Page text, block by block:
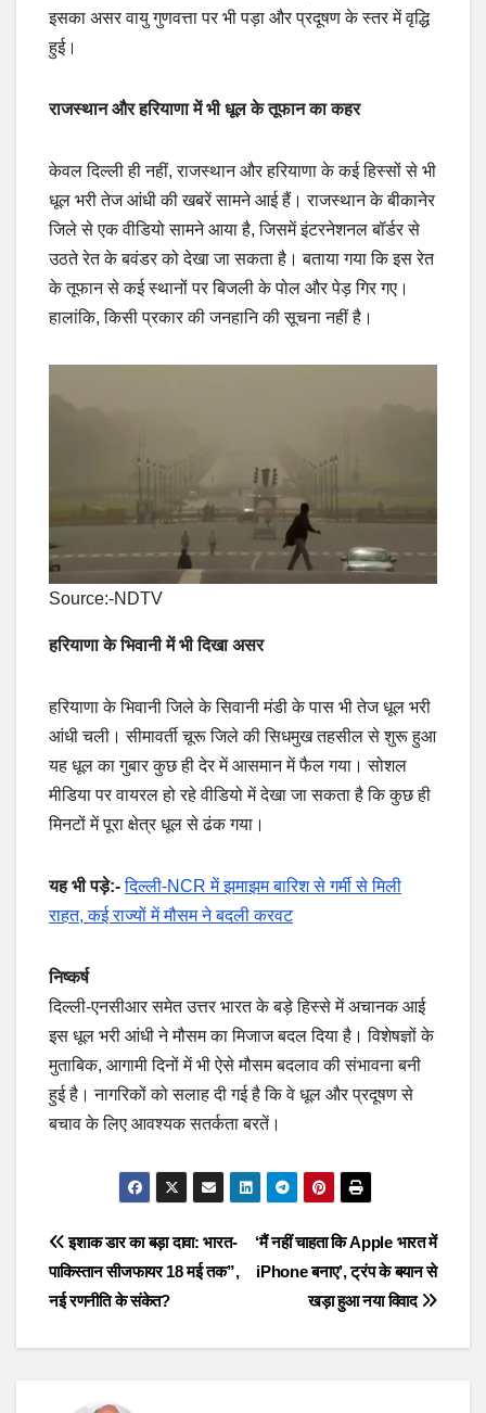
इसका असर वायु गुणवत्ता पर भी पड़ा और प्रदूषण के स्तर में वृद्धि
हुई।
राजस्थान और हरियाणा में भी धूल के तूफान का कहर
केवल दिल्ली ही नहीं, राजस्थान और हरियाणा के कई हिस्सों से भी
धूल भरी तेज आंधी की खबरें सामने आई हैं। राजस्थान के बीकानेर
जिले से एक वीडियो सामने आया है, जिसमें इंटरनेशनल बॉर्डर से
उठते रेत के बवंडर को देखा जा सकता है। बताया गया कि इस रेत
के तूफान से कई स्थानों पर बिजली के पोल और पेड़ गिर गए।
हालांकि, किसी प्रकार की जनहानि की सूचना नहीं है।
Source:-NDTV
हरियाणा के भिवानी में भी दिखा असर
हरियाणा के भिवानी जिले के सिवानी मंडी के पास भी तेज धूल भरी
आंधी चली। सीमावर्ती चूरू जिले की सिधमुख तहसील से शुरू हुआ
यह धूल का गुबार कुछ ही देर में आसमान में फैल गया। सोशल
मीडिया पर वायरल हो रहे वीडियो में देखा जा सकता है कि कुछ ही
मिनटों में पूरा क्षेत्र धूल से ढंक गया।
यह भी पड़े:- दिल्ली-NCR में झमाझम बारिश से गर्मी से मिली
राहत, कई राज्यों में मौसम ने बदली करवट
निष्कर्ष
दिल्ली-एनसीआर समेत उत्तर भारत के बड़े हिस्से में अचानक आई
इस धूल भरी आंधी ने मौसम का मिजाज बदल दिया है। विशेषज्ञों के
मुताबिक, आगामी दिनों में भी ऐसे मौसम बदलाव की संभावना बनी
हुई है। नागरिकों को सलाह दी गई है कि वे धूल और प्रदूषण से
बचाव के लिए आवश्यक सतर्कता बरतें।
Post
navigation
‘मैं नहीं चाहता कि Apple भारत में
iPhone बनाए’, ट्रंप के बयान से
खड़ा हुआ नया विवाद
इशाक डार का बड़ा दावा: भारत-
पाकिस्तान सीजफायर 18 मई तक”,
नई रणनीति के संकेत?